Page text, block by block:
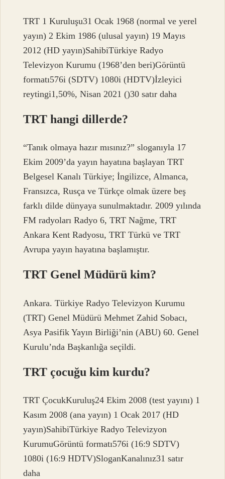
TRT 1 Kuruluşu31 Ocak 1968 (normal ve yerel
yayın) 2 Ekim 1986 (ulusal yayın) 19 Mayıs
2012 (HD yayın)SahibiTürkiye Radyo
Televizyon Kurumu (1968’den beri)Görüntü
formatı576i (SDTV) 1080i (HDTV)İzleyici
reytingi1,50%, Nisan 2021 ()30 satır daha
TRT hangi dillerde?
“Tanık olmaya hazır mısınız?” sloganıyla 17
Ekim 2009’da yayın hayatına başlayan TRT
Belgesel Kanalı Türkiye; İngilizce, Almanca,
Fransızca, Rusça ve Türkçe olmak üzere beş
farklı dilde dünyaya sunulmaktadır. 2009 yılında
FM radyoları Radyo 6, TRT Nağme, TRT
Ankara Kent Radyosu, TRT Türkü ve TRT
Avrupa yayın hayatına başlamıştır.
TRT Genel Müdürü kim?
Ankara. Türkiye Radyo Televizyon Kurumu
(TRT) Genel Müdürü Mehmet Zahid Sobacı,
Asya Pasifik Yayın Birliği’nin (ABU) 60. Genel
Kurulu’nda Başkanlığa seçildi.
TRT çocuğu kim kurdu?
TRT ÇocukKuruluş24 Ekim 2008 (test yayını) 1
Kasım 2008 (ana yayın) 1 Ocak 2017 (HD
yayın)SahibiTürkiye Radyo Televizyon
KurumuGörüntü formatı576i (16:9 SDTV)
1080i (16:9 HDTV)SloganKanalınız31 satır
daha